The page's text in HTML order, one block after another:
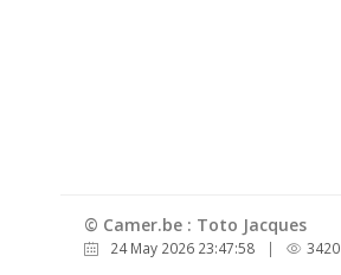
© Camer.be : Toto Jacques
24 May 2026 23:47:58 | 3420